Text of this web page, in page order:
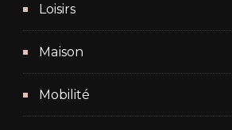
Loisirs
Maison
Mobilité